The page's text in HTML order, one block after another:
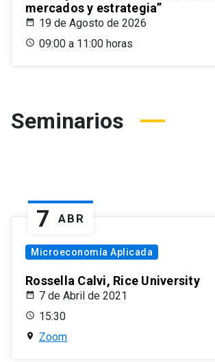
mercados y estrategia”
19 de Agosto de 2026
09:00 a 11:00 horas
Seminarios
7 ABR
Microeconomía Aplicada
Rossella Calvi, Rice University
7 de Abril de 2021
15:30
Zoom